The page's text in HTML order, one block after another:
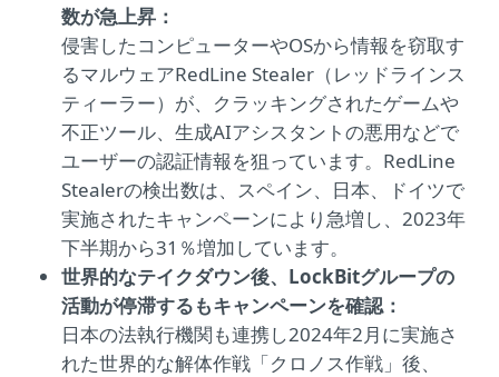
数が急上昇：
侵害したコンピューターやOSから情報を窃取す
るマルウェアRedLine Stealer（レッドラインス
ティーラー）が、クラッキングされたゲームや
不正ツール、生成AIアシスタントの悪用などで
ユーザーの認証情報を狙っています。RedLine
Stealerの検出数は、スペイン、日本、ドイツで
実施されたキャンペーンにより急増し、2023年
下半期から31％増加しています。
世界的なテイクダウン後、LockBitグループの
活動が停滞するもキャンペーンを確認：
日本の法執行機関も連携し2024年2月に実施さ
れた世界的な解体作戦「クロノス作戦」後、